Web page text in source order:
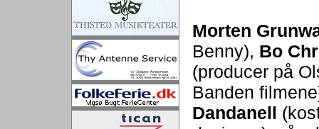
Morten
Benny), Bo
(producer på
Banden
Dandanell